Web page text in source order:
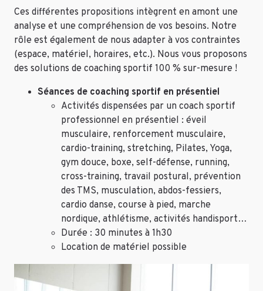
Ces différentes propositions intègrent en amont une
analyse et une compréhension de vos besoins. Notre
rôle est également de nous adapter à vos contraintes
(espace, matériel, horaires, etc.). Nous vous proposons
des solutions de coaching sportif 100 % sur-mesure !
Séances de coaching sportif en présentiel
Activités dispensées par un coach sportif
professionnel en présentiel : éveil
musculaire, renforcement musculaire,
cardio-training, stretching, Pilates, Yoga,
gym douce, boxe, self-défense, running,
cross-training, travail postural, prévention
des TMS, musculation, abdos-fessiers,
cardio danse, course à pied, marche
nordique, athlétisme, activités handisport…
Durée : 30 minutes à 1h30
Location de matériel possible